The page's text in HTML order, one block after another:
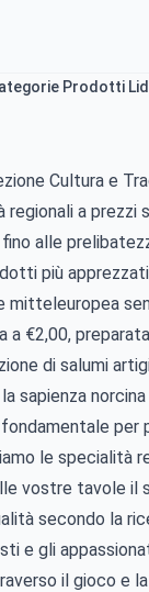
Prodotti Lidl
Cultura e
regionali a prezzi
fino alle
più
mitteleuropea
a €2,00,
di salumi
sapienza
per
le specialità
vostre tavole il
secondo la
e gli
il gioco e